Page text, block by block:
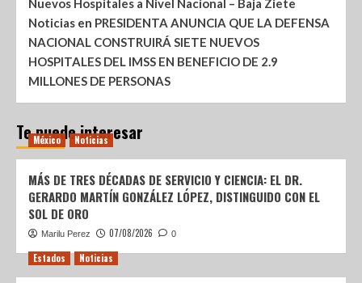
Nuevos Hospitales a Nivel Nacional – Baja Ziete
Noticias en PRESIDENTA ANUNCIA QUE LA DEFENSA
NACIONAL CONSTRUIRÁ SIETE NUEVOS
HOSPITALES DEL IMSS EN BENEFICIO DE 2.9
MILLONES DE PERSONAS
Te puede interesar
México Noticias
MÁS DE TRES DÉCADAS DE SERVICIO Y CIENCIA: EL DR.
GERARDO MARTÍN GONZÁLEZ LÓPEZ, DISTINGUIDO CON EL
SOL DE ORO
Marilu Perez 07/08/2026 0
Estados Noticias